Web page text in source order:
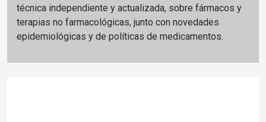
técnica independiente y actualizada, sobre fármacos y
terapias no farmacológicas, junto con novedades
epidemiológicas y de políticas de medicamentos.